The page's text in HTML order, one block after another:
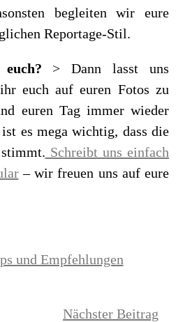
begleiten wir eure
Reportage-Stil.
> Dann lasst uns
euch auf euren Fotos zu
euren Tag immer wieder
es mega wichtig, dass die
Schreibt uns einfach
– wir freuen uns auf eure
und Empfehlungen
Nächster Beitrag